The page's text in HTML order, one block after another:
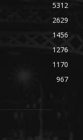
5312
2629
1456
1276
1170
967